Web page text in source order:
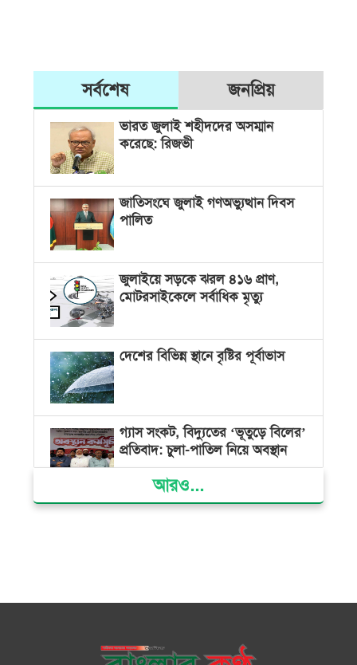
সর্বশেষ জনপ্রিয়
ভারত জুলাই শহীদদের অসম্মান
করেছে: রিজভী
জাতিসংঘে জুলাই গণঅভ্যুত্থান দিবস
পালিত
জুলাইয়ে সড়কে ঝরল ৪১৬ প্রাণ,
মোটরসাইকেলে সর্বাধিক মৃত্যু
দেশের বিভিন্ন স্থানে বৃষ্টির পূর্বাভাস
গ্যাস সংকট, বিদ্যুতের ‘ভূতুড়ে বিলের’
প্রতিবাদ: চুলা-পাতিল নিয়ে অবস্থান
ক্ষমতার কেন্দ্র গণভবন থেকে রক্তাক্ত
৩০০ রোগীকে বিনামূল্যে চিকিৎসাসেবা
ভোলায় ১১ দলীয় জোটের বিক্ষোভ
আরও...